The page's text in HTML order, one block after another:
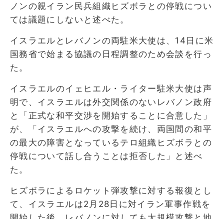
ノンの親イラン民兵組織ヒズボラとの停戦につい
ては議題にしないと述べた。
イスラエルとレバノンの両駐米大使は、14日に米
国務省で始まる協議の日程調整のため会談を行っ
た。
イスラエルのイェヒエル・ライター駐米大使は声
明で、イスラエルは外交関係のないレバノン政府
と「正式な和平交渉を開始することに合意した」
が、「イスラエルへの攻撃を続け、両国間の和平
の最大の障害となっているテロ組織ヒズボラとの
停戦について話し合うことは拒否した」と述べ
た。
ヒズボラによるロケット弾攻撃に対する報復とし
て、イスラエルは2月28日に対イラン軍事作戦を